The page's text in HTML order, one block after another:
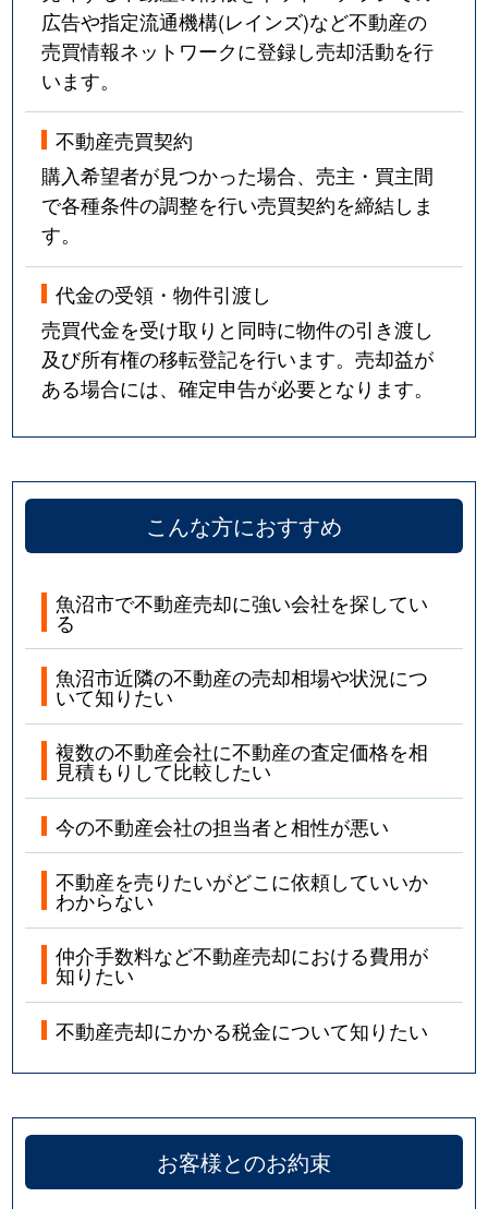
広告や指定流通機構(レインズ)など不動産の
売買情報ネットワークに登録し売却活動を行
います。
不動産売買契約
購入希望者が見つかった場合、売主・買主間
で各種条件の調整を行い売買契約を締結しま
す。
代金の受領・物件引渡し
売買代金を受け取りと同時に物件の引き渡し
及び所有権の移転登記を行います。売却益が
ある場合には、確定申告が必要となります。
こんな方におすすめ
魚沼市で不動産売却に強い会社を探してい
る
魚沼市近隣の不動産の売却相場や状況につ
いて知りたい
複数の不動産会社に不動産の査定価格を相
見積もりして比較したい
今の不動産会社の担当者と相性が悪い
不動産を売りたいがどこに依頼していいか
わからない
仲介手数料など不動産売却における費用が
知りたい
不動産売却にかかる税金について知りたい
お客様とのお約束